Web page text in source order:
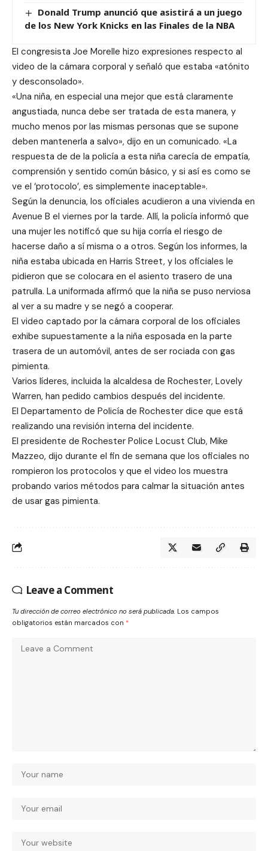
Donald Trump anunció que asistirá a un juego
de los New York Knicks en las Finales de la NBA
El congresista Joe Morelle hizo expresiones respecto al
video de la cámara corporal y señaló que estaba «atónito
y desconsolado».
«Una niña, en especial una mejor que está claramente
angustiada, nunca debe ser tratada de esta manera, y
mucho menos por las mismas personas que se supone
deben mantenerla a salvo», dijo en un comunicado. «La
respuesta de de la policía a esta niña carecía de empatía,
comprensión y sentido común básico, y si así es como se
ve el ‘protocolo’, es simplemente inaceptable».
Según la denuncia, los oficiales acudieron a una vivienda en
Avenue B el viernes por la tarde. Allí, la policía informó que
una mujer les notificó que su hija corría el riesgo de
hacerse daño a sí misma o a otros. Según los informes, la
niña estaba ubicada en Harris Street, y los oficiales le
pidieron que se colocara en el asiento trasero de una
patrulla. La uniformada afirmó que la niña se puso nerviosa
al ver a su madre y se negó a cooperar.
El video captado por la cámara corporal de los oficiales
exhibe supuestamente a la niña esposada en la parte
trasera de un automóvil, antes de ser rociada con gas
pimienta.
Varios líderes, incluida la alcaldesa de Rochester, Lovely
Warren, han pedido cambios después del incidente.
El Departamento de Policía de Rochester dice que está
realizando una revisión interna del incidente.
El presidente de Rochester Police Locust Club, Mike
Mazzeo, dijo durante el fin de semana que los oficiales no
rompieron los protocolos y que el video los muestra
probando varios métodos para calmar la situación antes
de usar gas pimienta.
Leave a Comment
Tu dirección de correo electrónico no será publicada. Los campos
obligatorios están marcados con *